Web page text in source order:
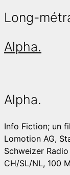
Long-
Alpha.
Alpha.
Info Fiction; un
Lomotion AG,
Schweizer
CH/SL/NL, 100